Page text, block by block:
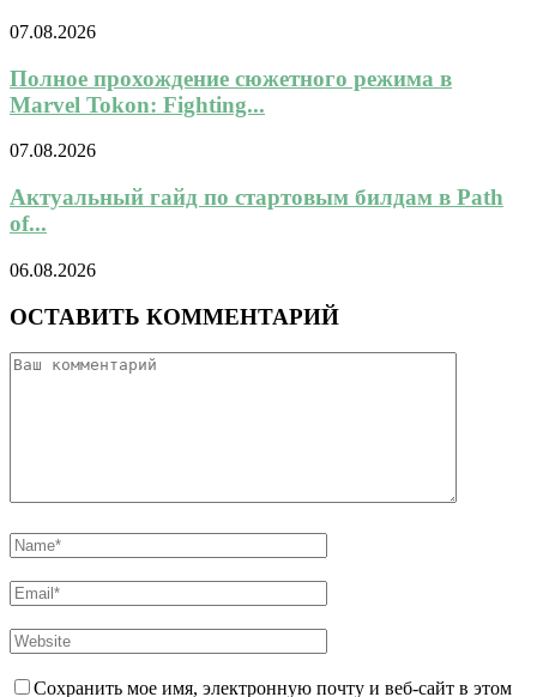
07.08.2026
Полное прохождение сюжетного режима в
Marvel Tokon: Fighting...
07.08.2026
Актуальный гайд по стартовым билдам в Path
of...
06.08.2026
ОСТАВИТЬ КОММЕНТАРИЙ
Сохранить мое имя, электронную почту и веб-сайт в этом